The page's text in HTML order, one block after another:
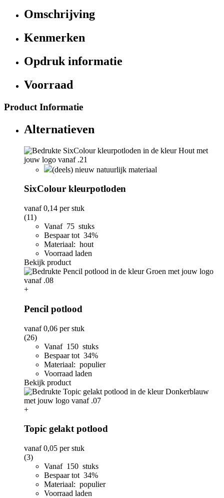
Omschrijving
Kenmerken
Opdruk informatie
Voorraad
Product Informatie
Alternatieven
(deels) nieuw natuurlijk materiaal
SixColour kleurpotloden
vanaf0,14 per stuk
(11)
Vanaf 75 stuks
Bespaar tot 34%
Materiaal: hout
Voorraad laden
Bekijk product
+
Pencil potlood
vanaf0,06 per stuk
(26)
Vanaf 150 stuks
Bespaar tot 34%
Materiaal: populier
Voorraad laden
Bekijk product
+
Topic gelakt potlood
vanaf0,05 per stuk
(3)
Vanaf 150 stuks
Bespaar tot 34%
Materiaal: populier
Voorraad laden